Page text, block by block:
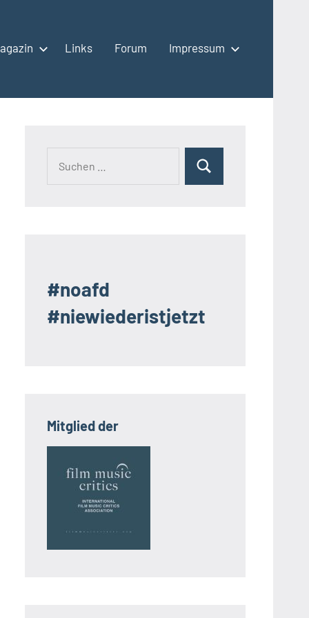
Links Forum Impressum
Suchen
#noafd
#niewiederistjetzt
Mitglied der